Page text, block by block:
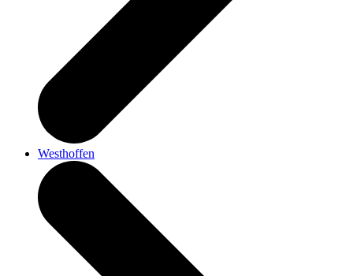
Westhoffen